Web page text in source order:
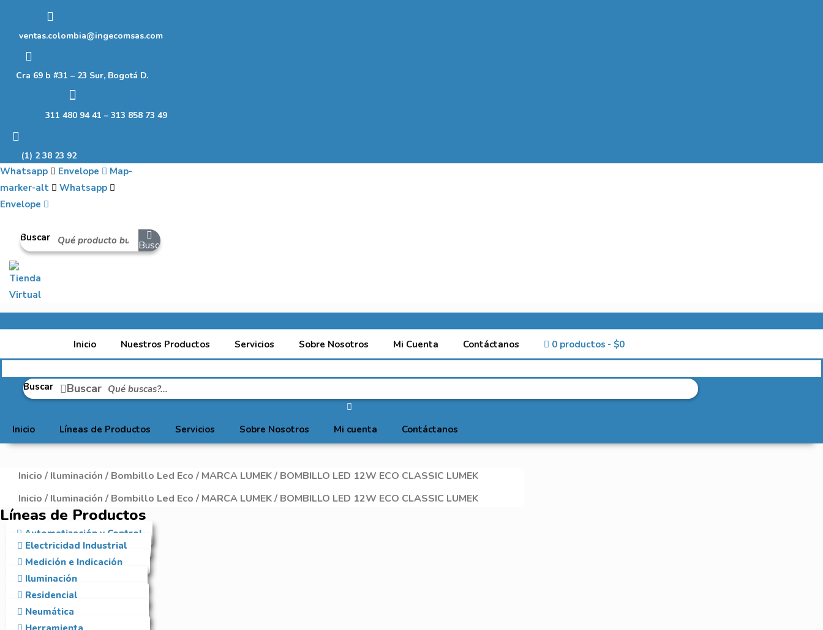
contenido
ventas.colombia@ingecomsas.com
Cra 69 b #31 – 23 Sur, Bogotá D.
311 480 94 41 – 313 858 73 49
(1) 2 38 23 92
Whatsapp Envelope
Map-
marker-alt
Whatsapp
Envelope
Buscar
Buscar
Inicio Nuestros Productos Servicios Sobre Nosotros Mi Cuenta Contáctanos 0 productos $0
Buscar Buscar
Inicio Líneas de Productos Servicios Sobre Nosotros Mi cuenta Contáctanos
Inicio / Iluminación / Bombillo Led Eco / MARCA LUMEK/ BOMBILLO LED 12W ECO CLASSIC LUMEK
Inicio / Iluminación / Bombillo Led Eco / MARCA LUMEK/ BOMBILLO LED 12W ECO CLASSIC LUMEK
Líneas de Productos
Automatización y Control
Electricidad Industrial
Medición e Indicación
Iluminación
Residencial
Neumática